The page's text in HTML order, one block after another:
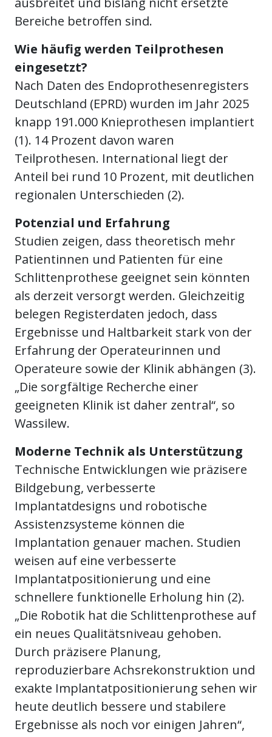
Bereiche betroffen sind.
Wie häufig werden Teilprothesen
eingesetzt?
Nach Daten des Endoprothesenregisters
Deutschland (EPRD) wurden im Jahr 2025
knapp 191.000 Knieprothesen implantiert
(1). 14 Prozent davon waren
Teilprothesen. International liegt der
Anteil bei rund 10 Prozent, mit deutlichen
regionalen Unterschieden (2).
Potenzial und Erfahrung
Studien zeigen, dass theoretisch mehr
Patientinnen und Patienten für eine
Schlittenprothese geeignet sein könnten
als derzeit versorgt werden. Gleichzeitig
belegen Registerdaten jedoch, dass
Ergebnisse und Haltbarkeit stark von der
Erfahrung der Operateurinnen und
Operateure sowie der Klinik abhängen (3).
„Die sorgfältige Recherche einer
geeigneten Klinik ist daher zentral“, so
Wassilew.
Moderne Technik als Unterstützung
Technische Entwicklungen wie präzisere
Bildgebung, verbesserte
Implantatdesigns und robotische
Assistenzsysteme können die
Implantation genauer machen. Studien
weisen auf eine verbesserte
Implantatpositionierung und eine
schnellere funktionelle Erholung hin (2).
„Die Robotik hat die Schlittenprothese auf
ein neues Qualitätsniveau gehoben.
Durch präzisere Planung,
reproduzierbare Achsrekonstruktion und
exakte Implantatpositionierung sehen wir
heute deutlich bessere und stabilere
Ergebnisse als noch vor einigen Jahren“,